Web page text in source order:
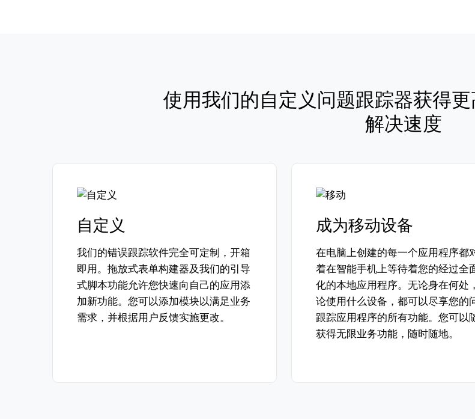
使用我们的自定义问题跟踪器获得
解决速度
自定义
我们的错误跟踪软件完全可定制，开箱
即用。拖放式表单构建器及我们的引导
式脚本功能允许您快速向自己的应用添
加新功能。您可以添加模块以满足业务
需求，并根据用户反馈实施更改。
成为移动设备
在电脑上创建的每一个应用程序都
着在智能手机上等待着您的经过全
化的本地应用程序。无论身在何处
论使用什么设备，都可以尽享您的
跟踪应用程序的所有功能。您可以
获得无限业务功能，随时随地。